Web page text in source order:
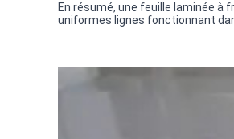
En résumé, une feuille laminée
uniformes lignes fonctionnant